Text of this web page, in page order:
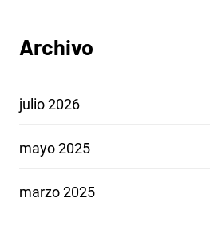
Archivo
julio 2026
mayo 2025
marzo 2025